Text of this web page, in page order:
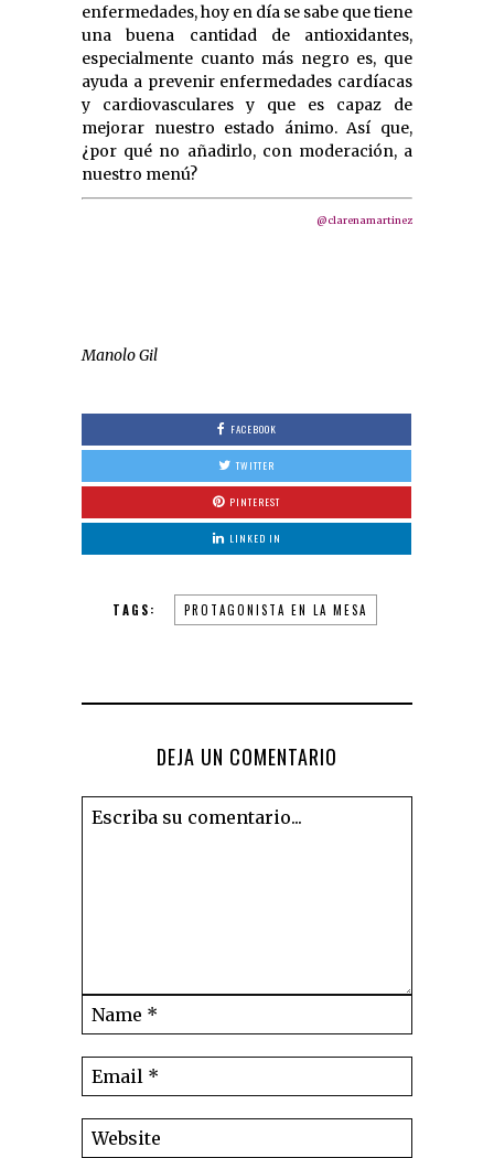
enfermedades, hoy en día se sabe que tiene
una buena cantidad de antioxidantes,
especialmente cuanto más negro es, que
ayuda a prevenir enfermedades cardíacas
y cardiovasculares y que es capaz de
mejorar nuestro estado ánimo. Así que,
¿por qué no añadirlo, con moderación, a
nuestro menú?
@clarenamartinez
Manolo Gil
FACEBOOK
TWITTER
PINTEREST
LINKED IN
TAGS: PROTAGONISTA EN LA MESA
DEJA UN COMENTARIO